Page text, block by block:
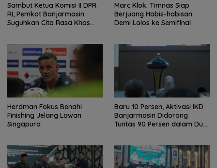
Sambut Ketua Komisi II DPR
RI, Pemkot Banjarmasin
Suguhkan Cita Rasa Khas
Marc Klok: Timnas Siap
Berjuang Habis-habisan
Demi Lolos ke Semifinal
Herdman Fokus Benahi
Finishing Jelang Lawan
Singapura
Baru 10 Persen, Aktivasi IKD
Banjarmasin Didorong
Tuntas 90 Persen dalam Dua